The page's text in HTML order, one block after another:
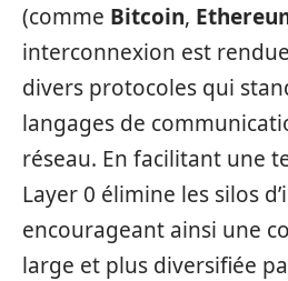
(comme Bitcoin,
interconnexion est
divers protocoles qui
langages de
réseau. En facilitant une
Layer 0 élimine les silos
encourageant ainsi une
large et plus diversifiée